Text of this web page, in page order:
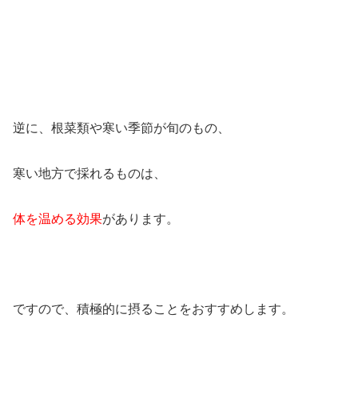
逆に、根菜類や寒い季節が旬のもの、
寒い地方で採れるものは、
体を温める効果があります。
ですので、積極的に摂ることをおすすめします。